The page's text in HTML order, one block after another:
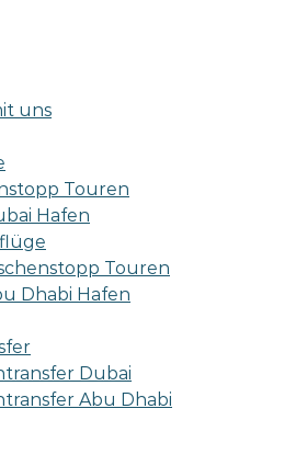
uns
Touren
Hafen
Touren
Dhabi Hafen
Dubai
Abu Dhabi